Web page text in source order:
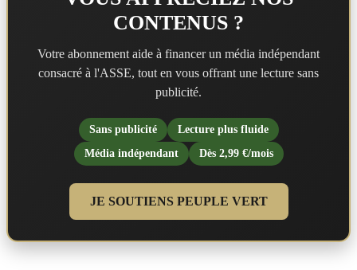
CONTENUS ?
Votre abonnement aide à financer un média indépendant
consacré à l'ASSE, tout en vous offrant une lecture sans
publicité.
Sans publicité
Lecture plus fluide
Média indépendant
Dès 2,99 €/mois
JE SOUTIENS PEUPLE VERT